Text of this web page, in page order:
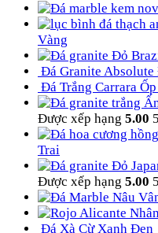
Vàng
Đá Granite
Đá Trắng Carrara
Được xếp hạng 5.00
Trai
Được xếp hạng 5.00
Đá Xà Cừ Xanh Đen